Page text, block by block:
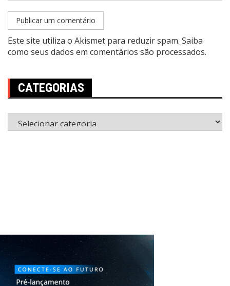
Este site utiliza o Akismet para reduzir spam. Saiba
como seus dados em comentários são processados.
CATEGORIAS
Categorias